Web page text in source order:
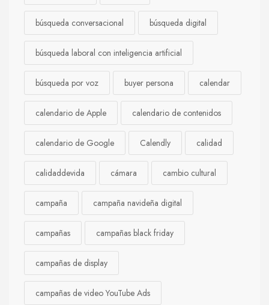
búsqueda conversacional búsqueda digital
búsqueda laboral con inteligencia artificial
búsqueda por voz buyer persona calendar
calendario de Apple calendario de contenidos
calendario de Google Calendly calidad
calidaddevida cámara cambio cultural
campaña campaña navideña digital
campañas campañas black friday
campañas de display
campañas de video YouTube Ads